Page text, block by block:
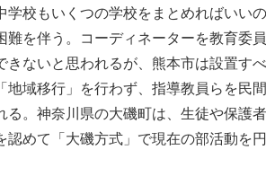
学校もいくつの学校をまとめればいい
難を伴う。コーディネーターを教育委
きないと思われるが、熊本市は設置す
地域移行」を行わず、指導教員らを民
る。神奈川県の大磯町は、生徒や保護
認めて「大磯方式」で現在の部活動を